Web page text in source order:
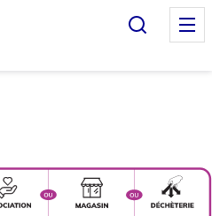
objets & déchets